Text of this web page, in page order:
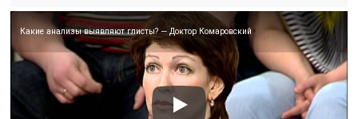
Какие анализы выявляют глисты? — Доктор Комаровский